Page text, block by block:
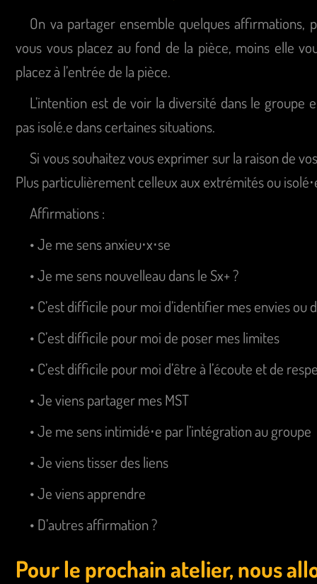
On va partager ensemble quelques affirmations,
vous vous placez au fond de la pièce, moins elle
placez à l’entrée de la pièce.
L’intention est de voir la diversité dans le groupe
pas isolé.e dans certaines situations.
Si vous souhaitez vous exprimer sur la raison de
Plus particulièrement celleux aux extrémités ou
Affirmations :
• Je me sens anxieu⋅x⋅se
• Je me sens nouvelleau dans le Sx+ ?
• C’est difficile pour moi d’identifier mes envies ou
• C’est difficile pour moi de poser mes limites
• C’est difficile pour moi d’être à l’écoute et de
• Je viens partager mes MST
• Je me sens intimidé⋅e par l’intégration au groupe
• Je viens tisser des liens
• Je viens apprendre
• D’autres affirmation ?
Pour le prochain atelier, nous